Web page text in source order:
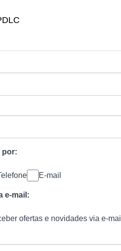
por:
E-mail
e-mail:
ofertas e novidades via e-mail